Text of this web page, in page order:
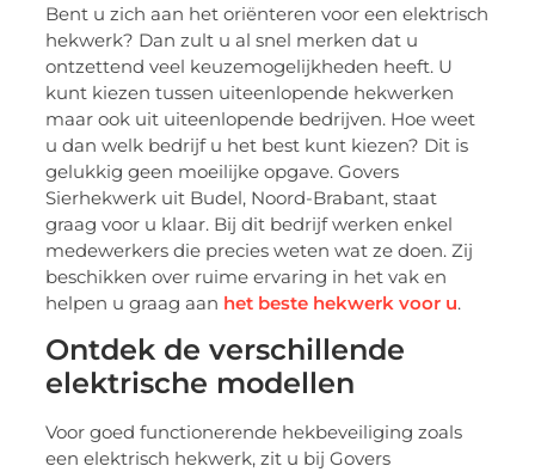
Bent u zich aan het oriënteren voor een elektrisch
hekwerk? Dan zult u al snel merken dat u
ontzettend veel keuzemogelijkheden heeft. U
kunt kiezen tussen uiteenlopende hekwerken
maar ook uit uiteenlopende bedrijven. Hoe weet
u dan welk bedrijf u het best kunt kiezen? Dit is
gelukkig geen moeilijke opgave. Govers
Sierhekwerk uit Budel, Noord-Brabant, staat
graag voor u klaar. Bij dit bedrijf werken enkel
medewerkers die precies weten wat ze doen. Zij
beschikken over ruime ervaring in het vak en
helpen u graag aan het beste hekwerk voor u.
Ontdek de verschillende
elektrische modellen
Voor goed functionerende hekbeveiliging zoals
een elektrisch hekwerk, zit u bij Govers